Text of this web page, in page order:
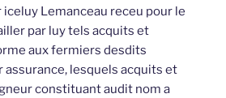
iceluy Lemanceau receu pour le
par luy tels acquits et
aux fermiers desdits
assurance, lesquels acquits et
constituant audit nom a